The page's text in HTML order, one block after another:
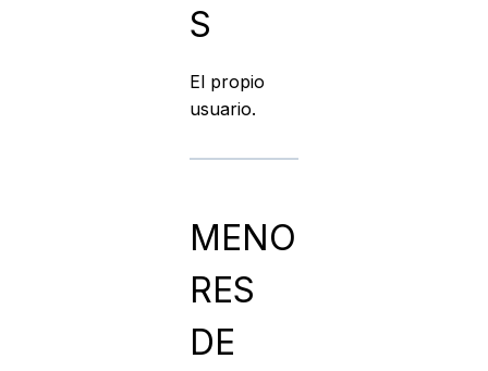
S
El propio
usuario.
MENO
RES
DE